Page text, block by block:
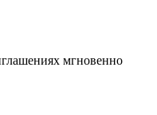
мгновенно